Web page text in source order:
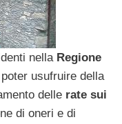
nella Regione
usufruire della
delle rate sui
di oneri e di